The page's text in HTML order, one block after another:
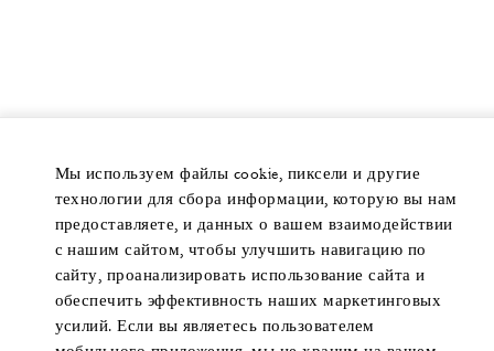
Мы используем файлы cookie, пиксели и другие
технологии для сбора информации, которую вы нам
предоставляете, и данных о вашем взаимодействии
с нашим сайтом, чтобы улучшить навигацию по
сайту, проанализировать использование сайта и
обеспечить эффективность наших маркетинговых
усилий. Если вы являетесь пользователем